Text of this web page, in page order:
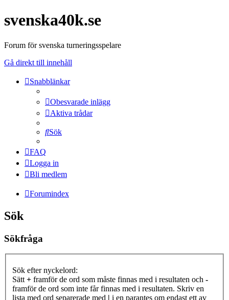
svenska40k.se
Forum för svenska turneringsspelare
Gå direkt till innehåll
Snabblänkar
Obesvarade inlägg
Aktiva trådar
Sök
FAQ
Logga in
Bli medlem
Forumindex
Sök
Sökfråga
Sök efter nyckelord:
Sätt + framför de ord som måste finnas med i resultaten och -
framför de ord som inte får finnas med i resultaten. Skriv en
lista med ord separerade med | i en parantes om endast ett av